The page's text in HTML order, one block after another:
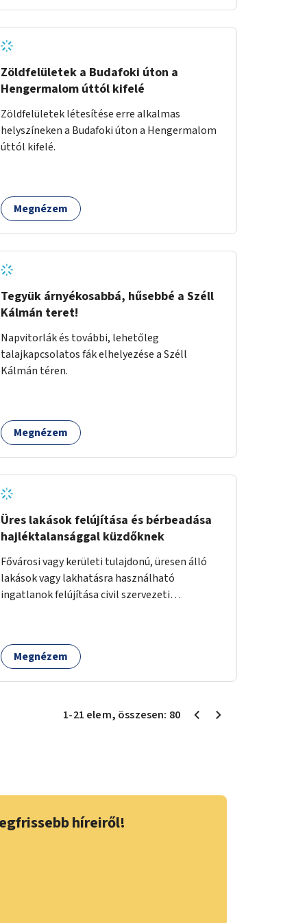
Zöldfelületek a Budafoki úton a
Hengermalom úttól kifelé
Zöldfelületek létesítése erre alkalmas
helyszíneken a Budafoki úton a Hengermalom
úttól kifelé.
Megnézem
Tegyük árnyékosabbá, hűsebbé a Széll
Kálmán teret!
Napvitorlák és további, lehetőleg
talajkapcsolatos fák elhelyezése a Széll
Kálmán téren.
Megnézem
Üres lakások felújítása és bérbeadása
hajléktalansággal küzdőknek
Fővárosi vagy kerületi tulajdonú, üresen álló
lakások vagy lakhatásra használható
ingatlanok felújítása civil szervezeti
lakóegységek bérbeadása rászorulók számára.
Megnézem
1-21 elem, összesen: 80
híreiről!